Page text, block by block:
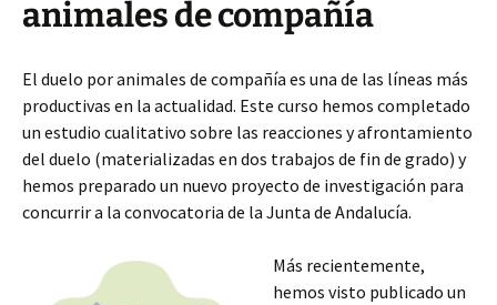
animales de compañía
El duelo por animales de compañía es una de las líneas más
productivas en la actualidad. Este curso hemos completado
un estudio cualitativo sobre las reacciones y afrontamiento
del duelo (materializadas en dos trabajos de fin de grado) y
hemos preparado un nuevo proyecto de investigación para
concurrir a la convocatoria de la Junta de Andalucía.
Más recientemente,
hemos visto publicado un